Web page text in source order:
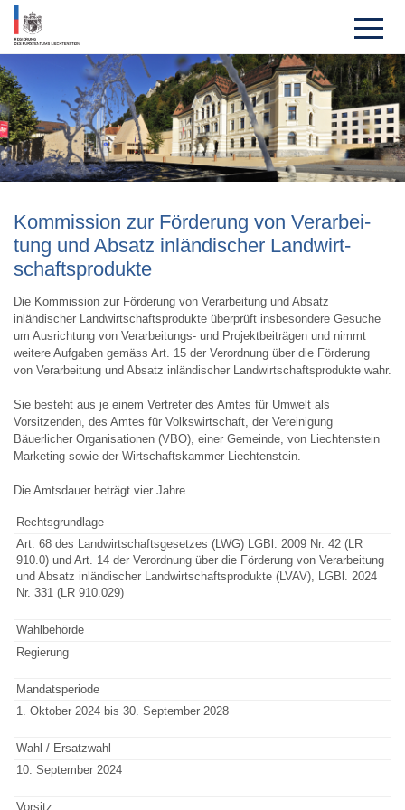
Kom­mission zur Förde­rung von Verarbei­
tung und Absatz inländi­scher Landwirt­
schaftsprodukte
Die Kommission zur Förderung von Verarbeitung und Absatz
inländischer Landwirtschaftsprodukte überprüft insbesondere Gesuche
um Ausrichtung von Verarbeitungs- und Projektbeiträgen und nimmt
weitere Aufgaben gemäss Art. 15 der Verordnung über die Förderung
von Verarbeitung und Absatz inländischer Landwirtschaftsprodukte wahr.
Sie besteht aus je einem Vertreter des Amtes für Umwelt als
Vorsitzenden, des Amtes für Volkswirtschaft, der Vereinigung
Bäuerlicher Organisationen (VBO), einer Gemeinde, von Liechtenstein
Marketing sowie der Wirtschaftskammer Liechtenstein.
Die Amtsdauer beträgt vier Jahre.
Rechtsgrundlage
Art. 68 des Landwirtschaftsgesetzes (LWG) LGBl. 2009 Nr. 42 (LR
910.0) und Art. 14 der Verordnung über die Förderung von Verarbeitung
und Absatz inländischer Landwirtschaftsprodukte (LVAV), LGBl. 2024
Nr. 331 (LR 910.029)
Wahlbehörde
Regierung
Mandatsperiode
1. Oktober 2024 bis 30. September 2028
Wahl / Ersatzwahl
10. September 2024
Vorsitz